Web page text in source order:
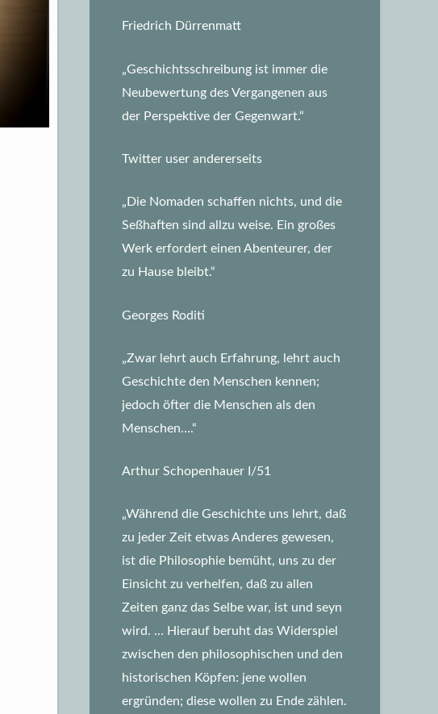
Friedrich Dürrenmatt
„Geschichtsschreibung ist immer die
Neubewertung des Vergangenen aus
der Perspektive der Gegenwart.“
Twitter user andererseits
„Die Nomaden schaffen nichts, und die
Seßhaften sind allzu weise. Ein großes
Werk erfordert einen Abenteurer, der
zu Hause bleibt.“
Georges Roditi
„Zwar lehrt auch Erfahrung, lehrt auch
Geschichte den Menschen kennen;
jedoch öfter die Menschen als den
Menschen….“
Arthur Schopenhauer I/51
„Während die Geschichte uns lehrt, daß
zu jeder Zeit etwas Anderes gewesen,
ist die Philosophie bemüht, uns zu der
Einsicht zu verhelfen, daß zu allen
Zeiten ganz das Selbe war, ist und seyn
wird. … Hierauf beruht das Widerspiel
zwischen den philosophischen und den
historischen Köpfen: jene wollen
ergründen; diese wollen zu Ende zählen.